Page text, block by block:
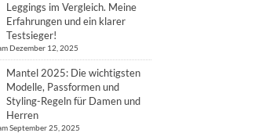
Leggings im Vergleich. Meine
Erfahrungen und ein klarer
Testsieger!
Dezember 12, 2025
Mantel 2025: Die wichtigsten
Modelle, Passformen und
Styling-Regeln für Damen und
Herren
September 25, 2025